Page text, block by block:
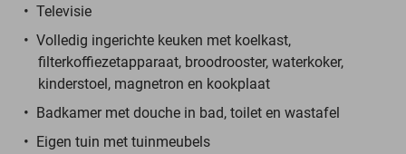
Televisie
Volledig ingerichte keuken met koelkast,
filterkoffiezetapparaat, broodrooster, waterkoker,
kinderstoel, magnetron en kookplaat
Badkamer met douche in bad, toilet en wastafel
Eigen tuin met tuinmeubels